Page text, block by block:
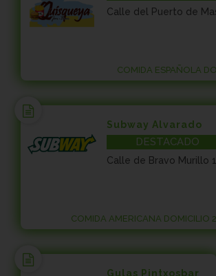
Calle del Puerto de
COMIDA ESPAÑOLA
Subway Alvarado
DESTACADO
Calle de Bravo Murillo
COMIDA AMERICANA DOMICILIO
Gulas Pintxosbar